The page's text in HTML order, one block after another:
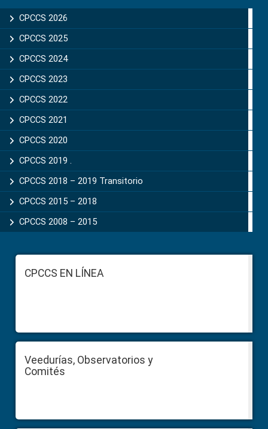
Sidebar
CPCCS 2026
CPCCS 2025
CPCCS 2024
CPCCS 2023
CPCCS 2022
CPCCS 2021
CPCCS 2020
CPCCS 2019 .
CPCCS 2018 – 2019 Transitorio
CPCCS 2015 – 2018
CPCCS 2008 – 2015
FooterCPCCS EN LÍNEA
Veedurías, Observatorios y
Comités